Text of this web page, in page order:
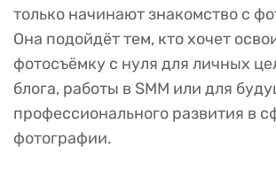
только начинают знакомство с
Она подойдёт тем, кто хочет
фотосъёмку с нуля для личных
блога, работы в SMM или для
профессионального развития в
фотографии.